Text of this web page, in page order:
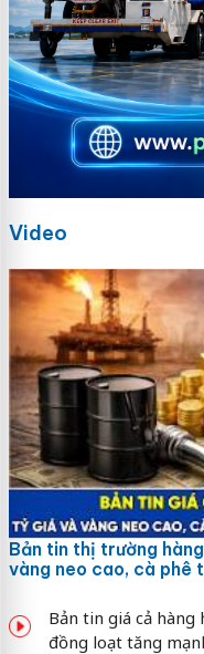
Video
Bản tin thị trường
vàng neo cao, cà phê
Bản tin giá cả hàng
đồng loạt tăng